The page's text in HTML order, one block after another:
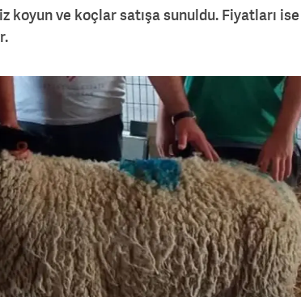
koyun ve koçlar satışa sunuldu. Fiyatları ise